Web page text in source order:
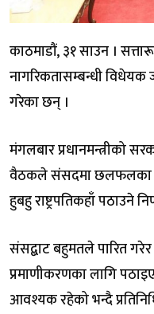
काठमाडौं, ३१ साउन ।
नागरिकतासम्बन्धी विधेयक
गरेका छन् ।
मंगलबार प्रधानमन्त्रीको
वैठकले संसदमा छलफलका
हुबहु राष्ट्रपतिकहाँ पठाउने
संसद्बाट बहुमतले पारित गरेर
प्रमाणीकरणका लागि
आवश्यक रहेको भन्दै